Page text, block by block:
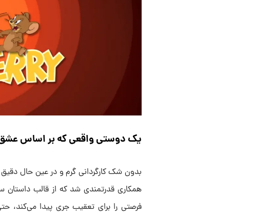
یک دوستی واقعی که بر اساس عشق
بدون شک کارگردانی گرم و در عین حال دقیق
همکاری قدرتمندی شد که از قالب داستان
فرصتی را برای تعقیب جری پیدا می‌کند،